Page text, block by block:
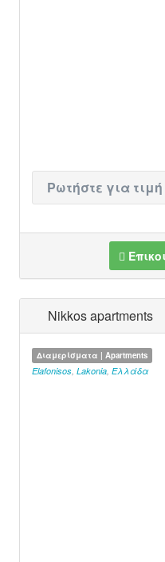
Ρωτήστε για τιμή
Nikkos apartments
Διαμερίσματα | Apartments
Elafonisos Lakonia Ελλάδα